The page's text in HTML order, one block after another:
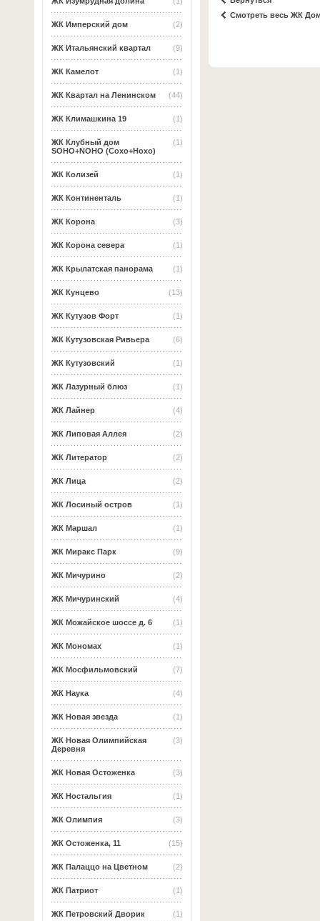
(2)
ЖК Имперский дом
(9)
ЖК Итальянский квартал
(1)
ЖК Камелот
(44)
ЖК Квартал на Ленинском
(1)
ЖК Климашкина 19
(1)
ЖК Клубный дом
SOHO+NOHO (Сохо+Нохо)
(1)
ЖК Колизей
(1)
ЖК Континенталь
(3)
ЖК Корона
(1)
ЖК Корона севера
(1)
ЖК Крылатская панорама
(13)
ЖК Кунцево
(1)
ЖК Кутузов Форт
(6)
ЖК Кутузовская Ривьера
(1)
ЖК Кутузовский
(1)
ЖК Лазурный блюз
(4)
ЖК Лайнер
(2)
ЖК Липовая Аллея
(2)
ЖК Литератор
(2)
ЖК Лица
(1)
ЖК Лосиный остров
(1)
ЖК Маршал
(9)
ЖК Миракс Парк
(2)
ЖК Мичурино
(4)
ЖК Мичуринский
(1)
ЖК Можайское шоссе д. 6
(1)
ЖК Мономах
(7)
ЖК Мосфильмовский
(4)
ЖК Наука
(1)
ЖК Новая звезда
(3)
ЖК Новая Олимпийская
Деревня
(3)
ЖК Новая Остоженка
(1)
ЖК Ностальгия
(3)
ЖК Олимпия
(15)
ЖК Остоженка, 11
(2)
ЖК Палаццо на Цветном
(1)
ЖК Патриот
(1)
ЖК Петровский Дворик
Смотреть весь ЖК